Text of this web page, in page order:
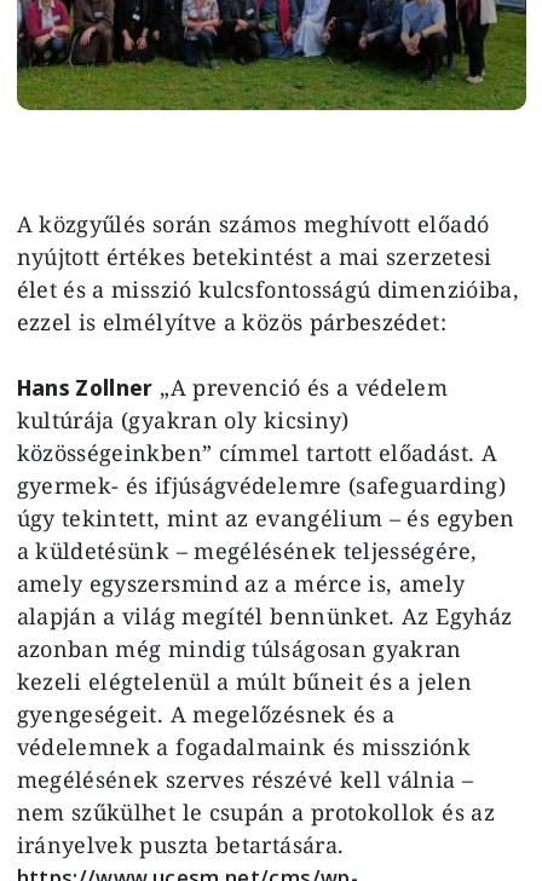
A közgyűlés során számos meghívott előadó
nyújtott értékes betekintést a mai szerzetesi
élet és a misszió kulcsfontosságú dimenzióiba,
ezzel is elmélyítve a közös párbeszédet:
Hans Zollner „A prevenció és a védelem
kultúrája (gyakran oly kicsiny)
közösségeinkben” címmel tartott előadást. A
gyermek- és ifjúságvédelemre (safeguarding)
úgy tekintett, mint az evangélium – és egyben
a küldetésünk – megélésének teljességére,
amely egyszersmind az a mérce is, amely
alapján a világ megítél bennünket. Az Egyház
azonban még mindig túlságosan gyakran
kezeli elégtelenül a múlt bűneit és a jelen
gyengeségeit. A megelőzésnek és a
védelemnek a fogadalmaink és missziónk
megélésének szerves részévé kell válnia –
nem szűkülhet le csupán a protokollok és az
irányelvek puszta betartására.